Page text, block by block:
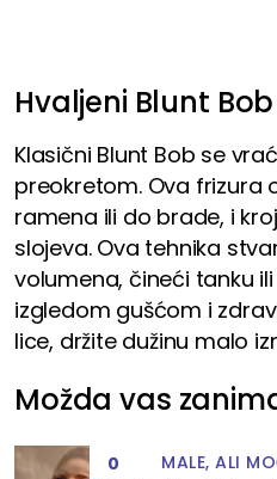
Hvaljeni Blunt Bob
Klasični Blunt Bob se
preokretom. Ova frizura
ramena ili do brade, i
slojeva. Ova tehnika
volumena, čineći tanku
izgledom gušćom i
lice, držite dužinu malo
Možda vas
0 MALE, ALI